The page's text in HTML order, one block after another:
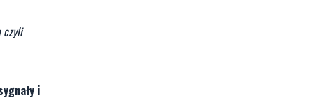
czyli
i